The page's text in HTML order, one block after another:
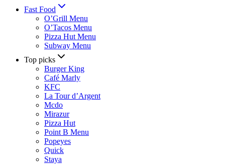
Fast Food
O’Grill Menu
O’Tacos Menu
Pizza Hut Menu
Subway Menu
Top picks
Burger King
Café Marly
KFC
La Tour d’Argent
Mcdo
Mirazur
Pizza Hut
Point B Menu
Popeyes
Quick
Staya